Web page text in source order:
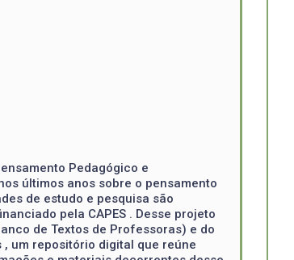
Pedagógico e
últimos anos sobre o pensamento
de estudo e pesquisa são
pela CAPES . Desse projeto
de Textos de Professoras) e do
um repositório digital que reúne